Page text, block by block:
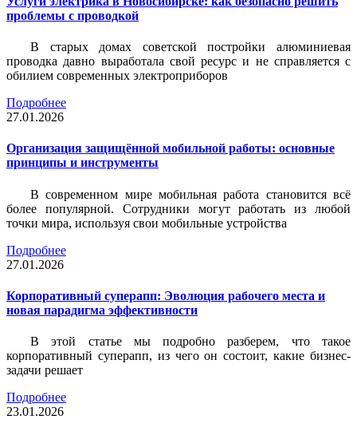
проблемы с проводкой
В старых домах советской постройки алюминиевая
проводка давно выработала свой ресурс и не справляется с
обилием современных электроприборов
Подробнее
27.01.2026
Организация защищённой мобильной работы: основные
принципы и инструменты
В современном мире мобильная работа становится всё
более популярной. Сотрудники могут работать из любой
точки мира, используя свои мобильные устройства
Подробнее
27.01.2026
Корпоративный суперапп: Эволюция рабочего места и
новая парадигма эффективности
В этой статье мы подробно разберем, что такое
корпоративный суперапп, из чего он состоит, какие бизнес-
задачи решает
Подробнее
23.01.2026